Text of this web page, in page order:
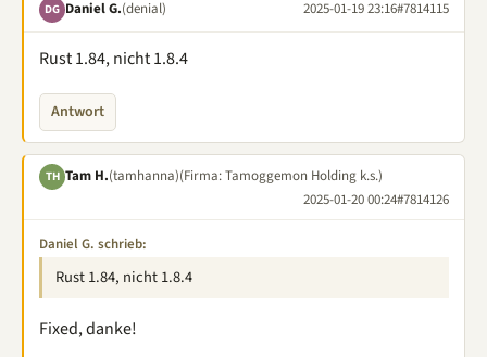
DG Daniel G.(denial) 2025-01-19 23:16#7814115
Rust 1.84, nicht 1.8.4
Antwort
TH Tam H.(tamhanna)(Firma: Tamoggemon Holding k.s.)
2025-01-20 00:24#7814126
Daniel G. schrieb:
Rust 1.84, nicht 1.8.4
Fixed, danke!